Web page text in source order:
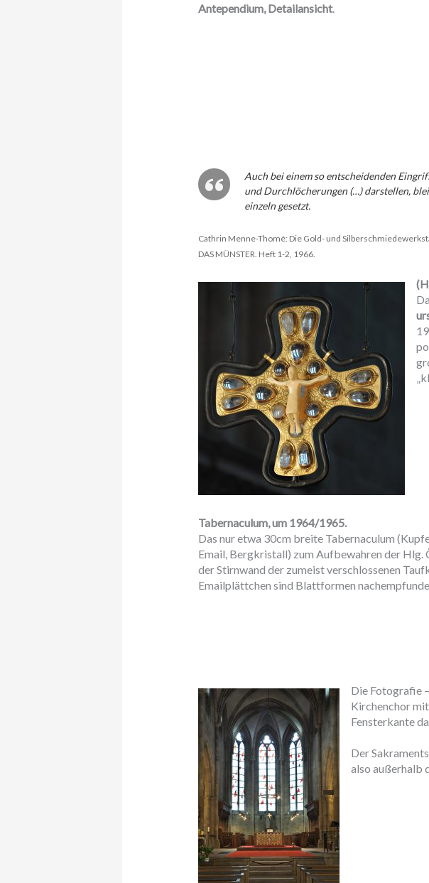
Antependium, Detailansicht.
Auch bei einem so entscheidenden
und Durchlöcherungen (…) darstellen,
einzeln gesetzt.
Cathrin Menne-Thomé: Die Gold- und
DAS MÜNSTER. Heft 1-2, 1966.
Tabernaculum, um 1964/1965.
Das nur etwa 30cm breite Tabernaculum
Email, Bergkristall) zum Aufbewahren der Hlg.
der Stirnwand der zumeist verschlossenen
Emailplättchen sind Blattformen
Die Fotografie
Kirchenchor
Fensterkante
Der
also außerhalb